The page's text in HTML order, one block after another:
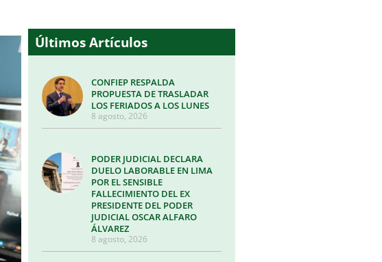
Últimos Artículos
CONFIEP RESPALDA
PROPUESTA DE TRASLADAR
LOS FERIADOS A LOS LUNES
8 agosto, 2026
PODER JUDICIAL DECLARA
DUELO LABORABLE EN LIMA
POR EL SENSIBLE
FALLECIMIENTO DEL EX
PRESIDENTE DEL PODER
JUDICIAL OSCAR ALFARO
ÁLVAREZ
8 agosto, 2026